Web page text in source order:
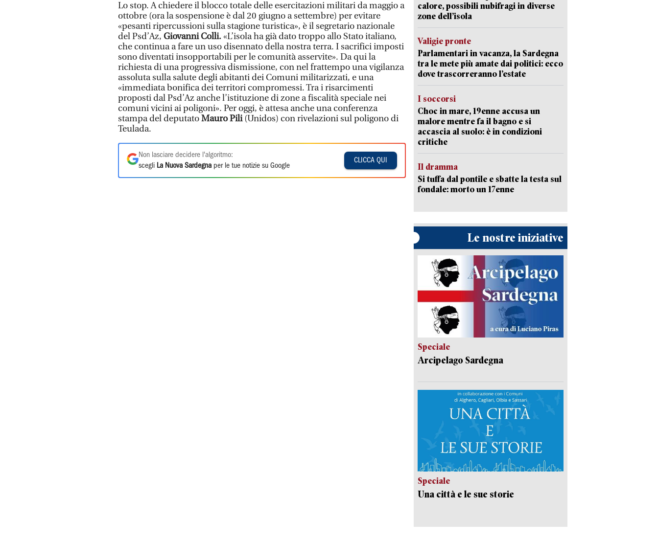
Lo stop. A chiedere il blocco totale delle esercitazioni militari da maggio a
ottobre (ora la sospensione è dal 20 giugno a settembre) per evitare
«pesanti ripercussioni sulla stagione turistica», è il segretario nazionale
del Psd’Az, Giovanni Colli.«L’isola ha già dato troppo allo Stato italiano,
che continua a fare un uso disennato della nostra terra. I sacrifici imposti
sono diventati insopportabili per le comunità asservite». Da qui la
richiesta di una progressiva dismissione, con nel frattempo una vigilanza
assoluta sulla salute degli abitanti dei Comuni militarizzati, e una
«immediata bonifica dei territori compromessi. Tra i risarcimenti
proposti dal Psd’Az anche l’istituzione di zone a fiscalità speciale nei
comuni vicini ai poligoni». Per oggi, è attesa anche una conferenza
stampa del deputatoMauro Pili(Unidos) con rivelazioni sul poligono di
Teulada.
Non lasciare decidere l'algoritmo:
scegli La Nuova Sardegna per le tue notizie su Google
CLICCA QUI
calore, possibili nubifragi in diverse
zone dell’isola
Valigie pronte
Parlamentari in vacanza, la Sardegna
tra le mete più amate dai politici: ecco
dove trascorreranno l’estate
I soccorsi
Choc in mare, 19enne accusa un
malore mentre fa il bagno e si
accascia al suolo: è in condizioni
critiche
Il dramma
Si tuffa dal pontile e sbatte la testa sul
fondale: morto un 17enne
Le nostre iniziative
Speciale
Arcipelago Sardegna
Speciale
Una città e le sue storie